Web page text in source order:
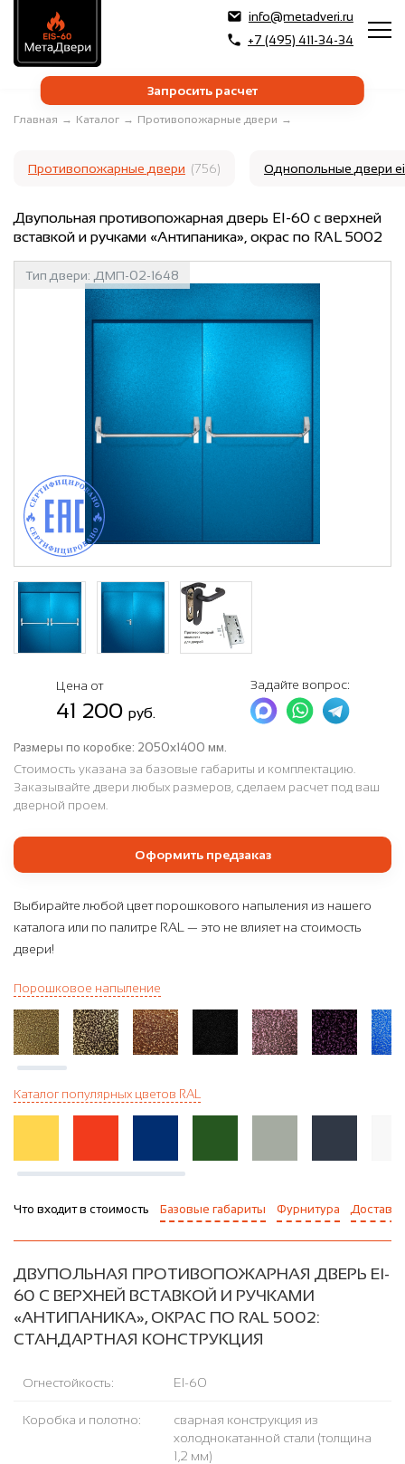
info@metadveri.ru
+7 (495) 411-34-34
Запросить расчет
Главная → Каталог → Противопожарные двери →
Противопожарные двери (756) Однопольные двери
Двупольная противопожарная дверь EI-60 с верхней
вставкой и ручками «Антипаника», окрас по RAL 5002
Тип двери: ДМП-02-1648
Цена от
41 200 руб.
Задайте вопрос:
Размеры по коробке: 2050х1400 мм.
Стоимость указана за базовые габариты и комплектацию.
Заказывайте двери любых размеров, сделаем расчет под ваш
дверной проем.
Оформить предзаказ
Выбирайте любой цвет порошкового напыления из нашего
каталога или по палитре RAL — это не влияет на стоимость
двери!
Порошковое напыление
Каталог популярных цветов RAL
Что входит в стоимость Базовые габариты Фурнитура Доставка
ДВУПОЛЬНАЯ ПРОТИВОПОЖАРНАЯ ДВЕРЬ EI-
60 С ВЕРХНЕЙ ВСТАВКОЙ И РУЧКАМИ
«АНТИПАНИКА», ОКРАС ПО RAL 5002:
СТАНДАРТНАЯ КОНСТРУКЦИЯ
Огнестойкость: EI-60
Коробка и полотно:
сварная конструкция из
холоднокатанной стали (толщина
1,2 мм)